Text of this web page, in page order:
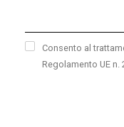
Consento al
Regolamento UE n.